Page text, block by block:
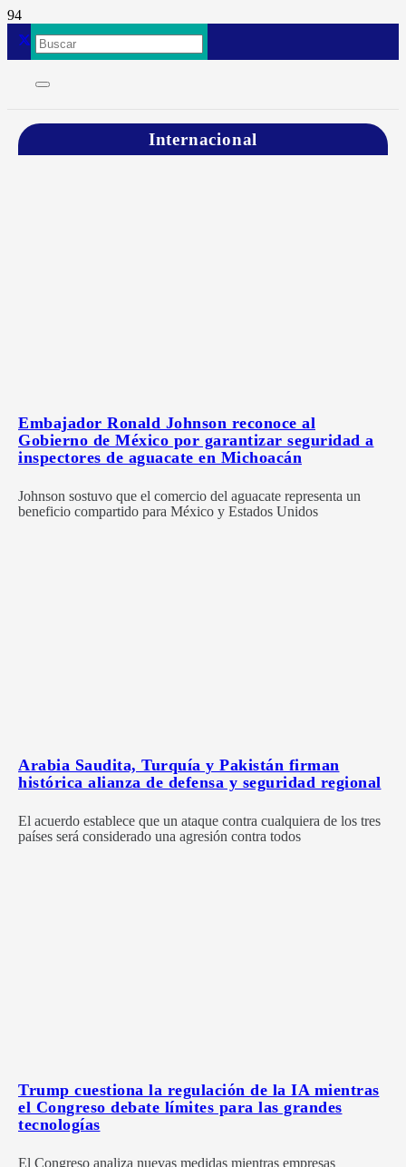
Internacional
Embajador Ronald Johnson reconoce al
Gobierno de México por garantizar seguridad a
inspectores de aguacate en Michoacán
Johnson sostuvo que el comercio del aguacate representa un
beneficio compartido para México y Estados Unidos
Arabia Saudita, Turquía y Pakistán firman
histórica alianza de defensa y seguridad regional
El acuerdo establece que un ataque contra cualquiera de los tres
países será considerado una agresión contra todos
Trump cuestiona la regulación de la IA mientras
el Congreso debate límites para las grandes
tecnologías
El Congreso analiza nuevas medidas mientras empresas